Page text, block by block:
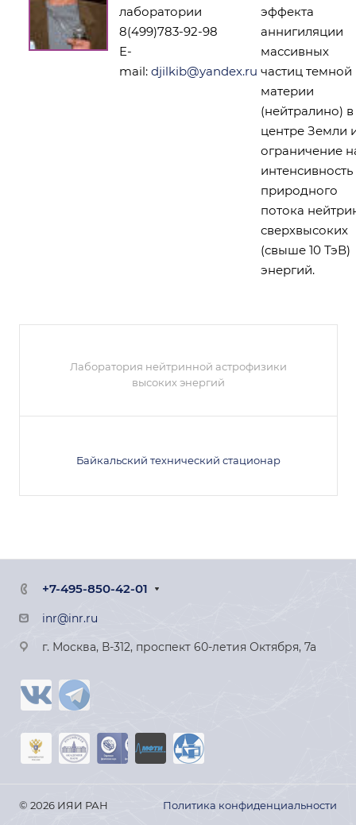
лаборатории
8(499)783-92-98
E-
mail: djilkib@yandex.ru
эффекта
аннигиляции
массивных
частиц темной
материи
(нейтралино) в
центре Земли
ограничение
интенсивность
природного
потока
сверхвысоких
(свыше 10 ТэВ)
энергий.
Лаборатория нейтринной астрофизики
высоких энергий
Байкальский технический стационар
+7-495-850-42-01
inr@inr.ru
г. Москва, В-312, проспект 60-летия Октября, 7а
© 2026 ИЯИ РАН Политика конфиденциальности